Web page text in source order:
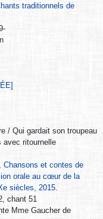
traditionnels de
/ Qui gardait son troupeau
avec ritournelle
Chansons et contes de
orale au cœur de la
siècles, 2015.
chant 51
Mme Gaucher de